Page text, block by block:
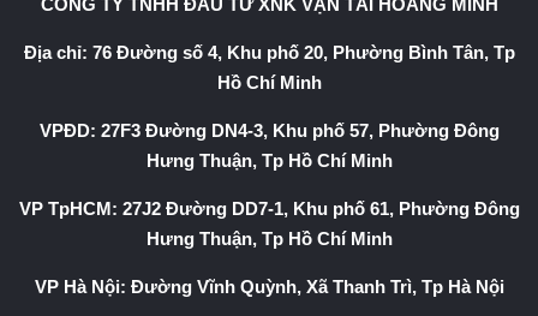
CÔNG TY TNHH ĐẦU TƯ XNK VẬN TẢI HOÀNG MINH
Địa chỉ: 76 Đường số 4, Khu phố 20, Phường Bình Tân, Tp
Hồ Chí Minh
VPĐD: 27F3 Đường DN4-3, Khu phố 57, Phường Đông
Hưng Thuận, Tp Hồ Chí Minh
VP TpHCM: 27J2 Đường DD7-1, Khu phố 61, Phường Đông
Hưng Thuận, Tp Hồ Chí Minh
VP Hà Nội: Đường Vĩnh Quỳnh, Xã Thanh Trì, Tp Hà Nội